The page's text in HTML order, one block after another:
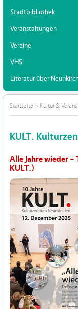
Stadtbibliothek
Veranstaltungen
Vereine
VHS
Literatur über
Startseite > Kultur &
KULT.
Alle Jahre wieder
KULT.)